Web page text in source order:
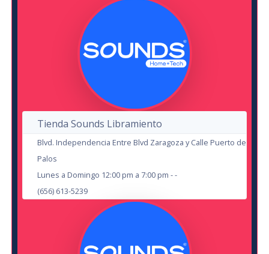
Isabel Fernandez
8
El Hijo del Sol Naciente
en Cd Juárez
Centro Cultural Paso del Norte
20
OCT
Tienda Sounds Libramiento
Blvd. Independencia Entre Blvd Zaragoza y Calle Puerto de
Palos
Lunes a Domingo 12:00 pm a 7:00 pm - -
(656) 613-5239